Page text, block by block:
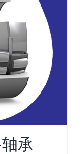
承